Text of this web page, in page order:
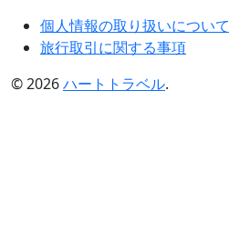
個人情報の取り扱いについて
旅行取引に関する事項
© 2026ハートトラベル.